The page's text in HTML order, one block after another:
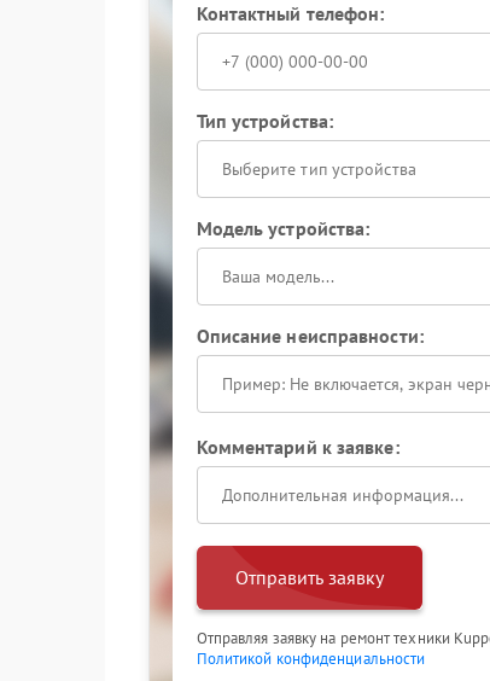
Контактный телефон:
Тип устройства:
Выберите тип устройства
Модель устройства:
Описание неисправности:
Комментарий к заявке:
Отправить заявку
Отправляя заявку на ремонт техники
Политикой конфиденциальности